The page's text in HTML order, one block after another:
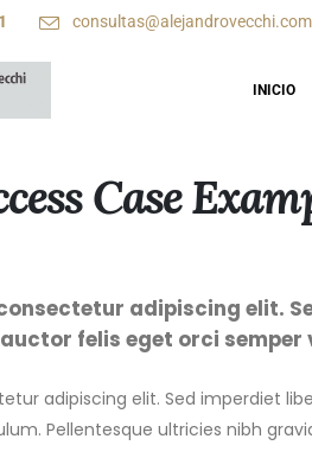
consultas@alejandrovecchi.com
INICIO
Case
adipiscing elit.
felis eget orci semper
adipiscing elit. Sed imperdiet
Pellentesque ultricies nibh